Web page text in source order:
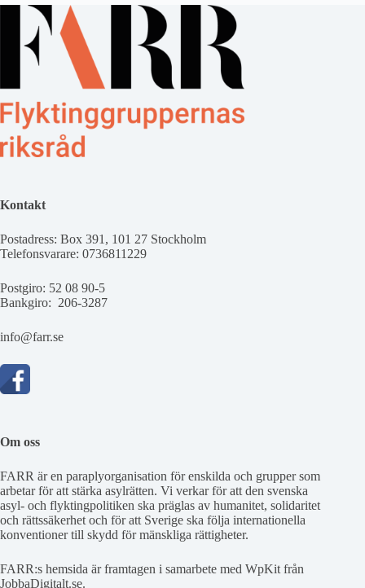
Kontakt
Postadress: Box 391, 101 27 Stockholm
Telefonsvarare: 0736811229
Postgiro: 52 08 90-5
Bankgiro: 206-3287
info@farr.se
Om oss
FARR är en paraplyorganisation för enskilda och grupper som
arbetar för att stärka asylrätten. Vi verkar för att den svenska
asyl- och flyktingpolitiken ska präglas av humanitet, solidaritet
och rättssäkerhet och för att Sverige ska följa internationella
konventioner till skydd för mänskliga rättigheter.
FARR:s hemsida är framtagen i samarbete med WpKit från
JobbaDigitalt.se.